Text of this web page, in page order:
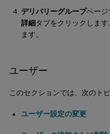
デリバリーグループページ
詳細タブをクリックしま
ます。
ユーザー
このセクションでは、次のト
ユーザー設定の変更